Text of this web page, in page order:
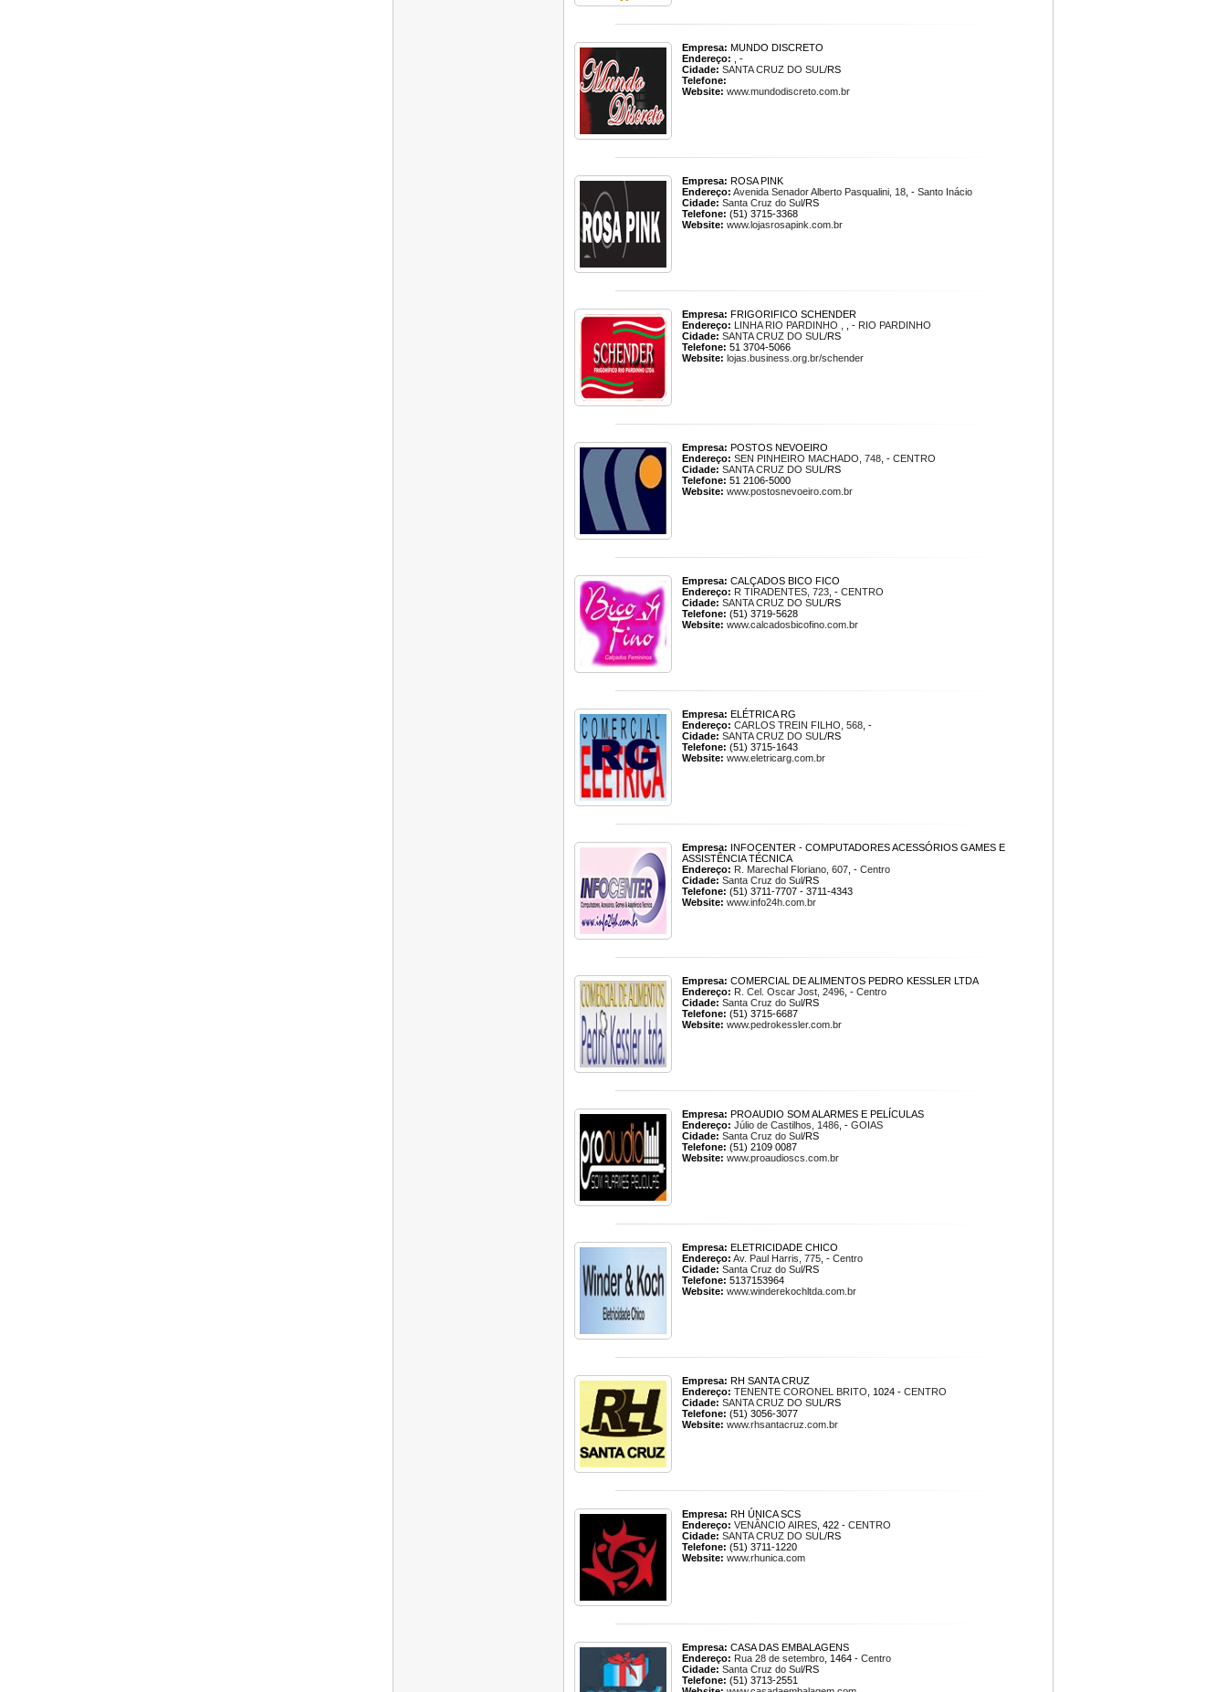
Empresa: MUNDO DISCRETO
Endereço:
, -
Cidade: SANTA CRUZ DO SUL /RS
Telefone:
Website: www.mundodiscreto.com.br
Empresa: ROSA PINK
Endereço: Avenida Senador Alberto Pasqualini, 18 , - Santo Inácio
Cidade: Santa Cruz do Sul/RS
Telefone: (51) 3715-3368
Website: www.lojasrosapink.com.br
Empresa: FRIGORIFICO SCHENDER
Endereço: LINHA RIO PARDINHO , , - RIO PARDINHO
Cidade: SANTA CRUZ DO SUL /RS
Telefone: 51 3704-5066
Website: lojas.business.org.br/schender
Empresa: POSTOS NEVOEIRO
Endereço: SEN PINHEIRO MACHADO, 748 , - CENTRO
Cidade: SANTA CRUZ DO SUL /RS
Telefone: 51 2106-5000
Website: www.postosnevoeiro.com.br
Empresa: CALÇADOS BICO FICO
Endereço: R TIRADENTES, 723 , - CENTRO
Cidade: SANTA CRUZ DO SUL /RS
Telefone: (51) 3719-5628
Website: www.calcadosbicofino.com.br
Empresa: ELÉTRICA RG
Endereço: CARLOS TREIN FILHO, 568 , -
Cidade: SANTA CRUZ DO SUL /RS
Telefone: (51) 3715-1643
Website: www.eletricarg.com.br
Empresa: INFOCENTER - COMPUTADORES ACESSÓRIOS GAMES E
ASSISTÊNCIA TÉCNICA
Endereço: R. Marechal Floriano, 607 , - Centro
Cidade: Santa Cruz do Sul/RS
Telefone: (51) 3711-7707 - 3711-4343
Website: www.info24h.com.br
Empresa: COMERCIAL DE ALIMENTOS PEDRO KESSLER LTDA
Endereço: R. Cel. Oscar Jost, 2496 , - Centro
Cidade: Santa Cruz do Sul/RS
Telefone: (51) 3715-6687
Website: www.pedrokessler.com.br
Empresa: PROAUDIO SOM ALARMES E PELÍCULAS
Endereço: Júlio de Castilhos, 1486 , - GOIAS
Cidade: Santa Cruz do Sul/RS
Telefone: (51) 2109 0087
Website: www.proaudioscs.com.br
Empresa: ELETRICIDADE CHICO
Endereço: Av. Paul Harris, 775 , - Centro
Cidade: Santa Cruz do Sul/RS
Telefone: 5137153964
Website: www.winderekochltda.com.br
Empresa: RH SANTA CRUZ
Endereço: TENENTE CORONEL BRITO , 1024 - CENTRO
Cidade: SANTA CRUZ DO SUL /RS
Telefone: (51) 3056-3077
Website: www.rhsantacruz.com.br
Empresa: RH ÚNICA SCS
Endereço: VENÂNCIO AIRES , 422 - CENTRO
Cidade: SANTA CRUZ DO SUL /RS
Telefone: (51) 3711-1220
Website: www.rhunica.com
Empresa: CASA DAS EMBALAGENS
Endereço: Rua 28 de setembro , 1464 - Centro
Cidade: Santa Cruz do Sul/RS
Telefone: (51) 3713-2551